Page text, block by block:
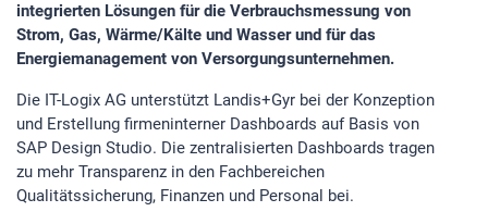
integrierten Lösungen für die Verbrauchsmessung von
Strom, Gas, Wärme/Kälte und Wasser und für das
Energiemanagement von Versorgungsunternehmen.
Die IT-Logix AG unterstützt Landis+Gyr bei der Konzeption
und Erstellung firmeninterner Dashboards auf Basis von
SAP Design Studio. Die zentralisierten Dashboards tragen
zu mehr Transparenz in den Fachbereichen
Qualitätssicherung, Finanzen und Personal bei.
Einverständnis-Cookie
Name:
Zweck:
Dieser Cookie speichert die ausgewählten
Einverständnis-Optionen des Benutzers